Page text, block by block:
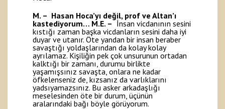
M. – Hasan Hoca’yı değil, prof ve Altan’ı
kastediyorum… M.E. –İnsan vicdanının sesini
kıstığı zaman başka vicdanların sesini daha iyi
duyar ve utanır. Öte yandan bir insan beraber
savaştığı yoldaşlarından da kolay kolay
ayrılamaz. Kişiliğin pek çok unsurunun ortadan
kalktığı bir zamanı, durumu birlikte
yaşamışsınız savaşta, onlara ne kadar
öfkelenseniz de, kızsanız da varlıklarını
yadsıyamazsınız. Bu asker arkadaşlığı
meselesinden öte bir durum, üçünün
aralarındaki bağı böyle görüyorum.